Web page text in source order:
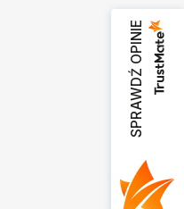
SPRAWDŹ OPINIE